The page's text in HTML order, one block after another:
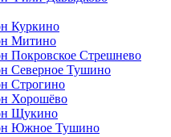
Куркино
Митино
Покровское Стрешнево
Северное Тушино
Строгино
Хорошёво
Щукино
Южное Тушино